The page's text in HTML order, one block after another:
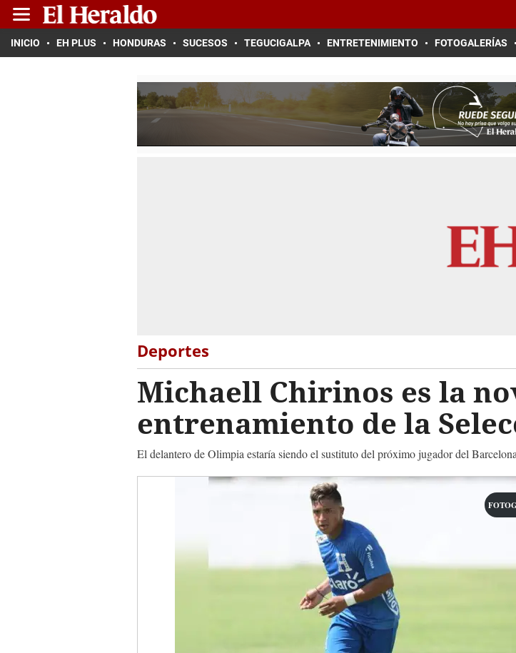
INICIO EH PLUS HONDURAS SUCESOS TEGUCIGALPA ENTRETENIMIENTO FOTOGALERÍAS
Deportes
Michaell Chirinos es la
entrenamiento de la
El delantero de Olimpia estaría siendo el sustituto del próximo jugador del